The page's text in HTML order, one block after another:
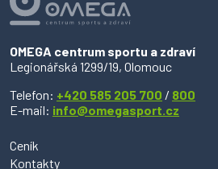
OMEGA centrum sportu a zdraví
Legionářská 1299/19, Olomouc
Telefon: +420 585 205 700 / 800
E-mail: info@omegasport.cz
Ceník
Kontakty